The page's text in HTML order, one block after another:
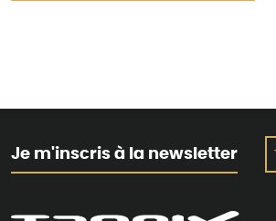
Je m'inscris à la newsletter